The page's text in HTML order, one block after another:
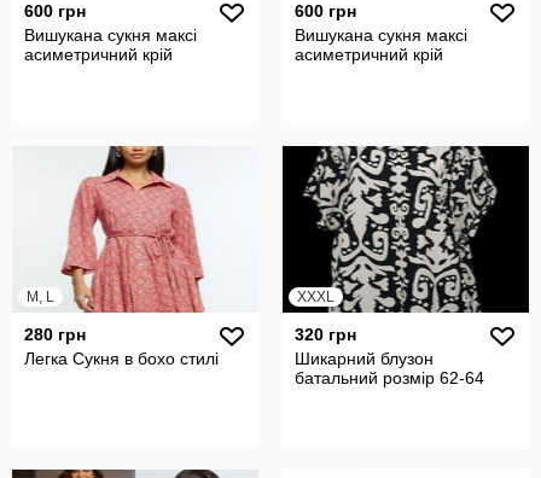
600 грн
Вишукана сукня максі
асиметричний крій
600 грн
Вишукана сукня максі
асиметричний крій
M, L
280 грн
Легка Сукня в бохо стилі
XXXL
320 грн
Шикарний блузон
батальний розмір 62-64